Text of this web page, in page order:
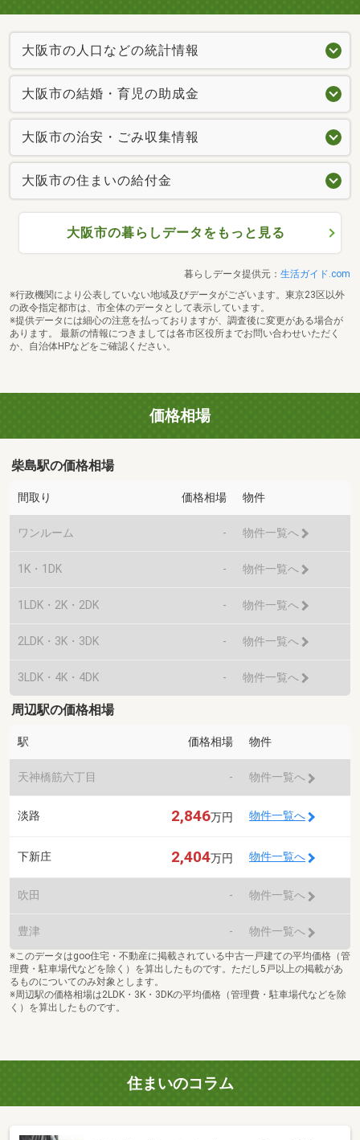
大阪市の人口などの統計情報
大阪市の結婚・育児の助成金
大阪市の治安・ごみ収集情報
大阪市の住まいの給付金
大阪市の暮らしデータをもっと見る
暮らしデータ提供元： 生活ガイド.com
※行政機関により公表していない地域及びデータがございます。東京23区以外
の政令指定都市は、市全体のデータとして表示しています。
※提供データには細心の注意を払っておりますが、調査後に変更がある場合が
あります。 最新の情報につきましては各市区役所までお問い合わせいただく
か、自治体HPなどをご確認ください。
価格相場
柴島駅の価格相場
間取り 価格相場 物件
ワンルーム - 物件一覧へ
1K・1DK - 物件一覧へ
1LDK・2K・2DK - 物件一覧へ
2LDK・3K・3DK - 物件一覧へ
3LDK・4K・4DK - 物件一覧へ
周辺駅の価格相場
駅 価格相場 物件
天神橋筋六丁目 - 物件一覧へ
淡路 2,846万円 物件一覧へ
下新庄 2,404万円 物件一覧へ
吹田 - 物件一覧へ
豊津 - 物件一覧へ
※このデータはgoo住宅・不動産に掲載されている中古一戸建ての平均価格（管
理費・駐車場代などを除く）を算出したものです。ただし5戸以上の掲載があ
るものについてのみ対象とします。
※周辺駅の価格相場は2LDK・3K・3DKの平均価格（管理費・駐車場代などを除
く）を算出したものです。
住まいのコラム